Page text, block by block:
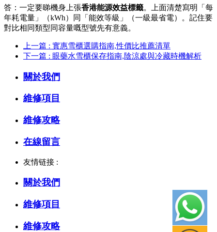
答：一定要睇機身上張香港能源效益標籤。上面清楚寫明「每
年耗電量」（kWh）同「能效等級」（一級最省電）。記住要
對比相同類型同容量嘅型號先有意義。
上一篇 : 實惠雪櫃選購指南,性價比推薦清單
下一篇 : 眼藥水雪櫃保存指南,陰涼處與冷藏時機解析
關於我們
維修項目
維修攻略
在線留言
友情链接 :
關於我們
維修項目
維修攻略